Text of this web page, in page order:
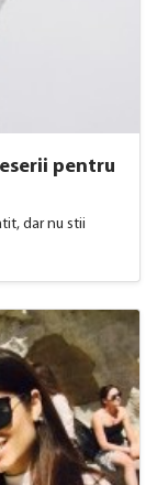
pentru
dar nu stii